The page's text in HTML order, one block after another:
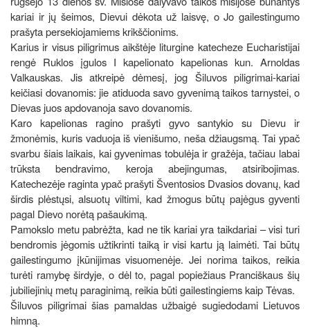
kariai ir jų šeimos, Dievui dėkota už laisvę, o Jo gailestingumo
prašyta persekiojamiems krikščionims.
Karius ir visus piligrimus aikštėje liturgine katecheze Eucharistijai
rengė Ruklos įgulos I kapelionato kapelionas kun. Arnoldas
Valkauskas. Jis atkreipė dėmesį, jog Šiluvos piligrimai-kariai
keičiasi dovanomis: jie atiduoda savo gyvenimą taikos tarnystei, o
Dievas juos apdovanoja savo dovanomis.
Karo kapelionas ragino prašyti gyvo santykio su Dievu ir
žmonėmis, kuris vaduoja iš vienišumo, neša džiaugsmą. Tai ypač
svarbu šiais laikais, kai gyvenimas tobulėja ir gražėja, tačiau labai
trūksta bendravimo, keroja abejingumas, atsiribojimas.
Katechezėje raginta ypač prašyti Šventosios Dvasios dovanų, kad
širdis plėstųsi, alsuotų viltimi, kad žmogus būtų pajėgus gyventi
pagal Dievo norėtą pašaukimą.
Pamokslo metu pabrėžta, kad ne tik kariai yra taikdariai – visi turi
bendromis jėgomis užtikrinti taiką ir visi kartu ją laimėti. Tai būtų
gailestingumo įkūnijimas visuomenėje. Jei norima taikos, reikia
turėti ramybę širdyje, o dėl to, pagal popiežiaus Pranciškaus šių
jubiliejinių metų paraginimą, reikia būti gailestingiems kaip Tėvas.
Šiluvos piligrimai šias pamaldas užbaigė sugiedodami Lietuvos
himną.